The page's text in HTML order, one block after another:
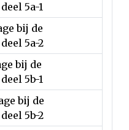
5a-1
bij de
5a-2
bij de
5b-1
bij de
5b-2